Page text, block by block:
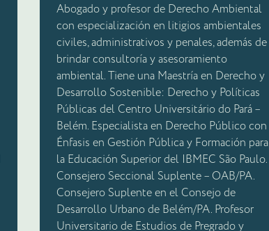
Abogado y profesor de Derecho Ambiental
con especialización en litigios ambientales
civiles, administrativos y penales, además de
brindar consultoría y asesoramiento
ambiental. Tiene una Maestría en Derecho y
Desarrollo Sostenible: Derecho y Políticas
Públicas del Centro Universitário do Pará –
Belém. Especialista en Derecho Público con
Énfasis en Gestión Pública y Formación para
la Educación Superior del IBMEC São Paulo.
Consejero Seccional Suplente – OAB/PA.
Consejero Suplente en el Consejo de
Desarrollo Urbano de Belém/PA. Profesor
Universitario de Estudios de Pregrado y